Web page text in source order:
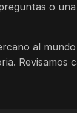
o
al
Revisamos